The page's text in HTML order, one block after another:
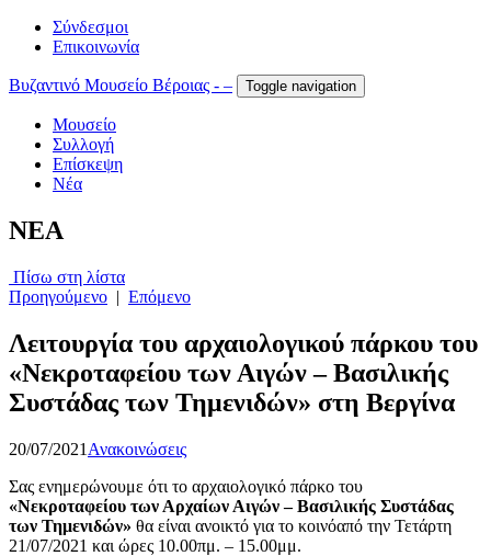
Σύνδεσμοι
Επικοινωνία
Βυζαντινό Μουσείο Βέροιας - – Toggle navigation
Μουσείο
Συλλογή
Επίσκεψη
Νέα
NEA
Πίσω στη λίστα
Προηγούμενο | Επόμενο
Λειτουργία του αρχαιολογικού πάρκου του
«Νεκροταφείου των Αιγών – Βασιλικής
Συστάδας των Τημενιδών» στη Βεργίνα
20/07/2021 Ανακοινώσεις
Σας ενημερώνουμε ότι το αρχαιολογικό πάρκο του
«Νεκροταφείου των Αρχαίων Αιγών – Βασιλικής Συστάδας
των Τημενιδών» θα είναι ανοικτό για το κοινόαπό την Τετάρτη
21/07/2021 και ώρες 10.00πμ. – 15.00μμ.